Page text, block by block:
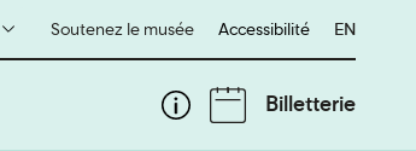
Soutenez le musée Accessibilité English
EN
Billetterie